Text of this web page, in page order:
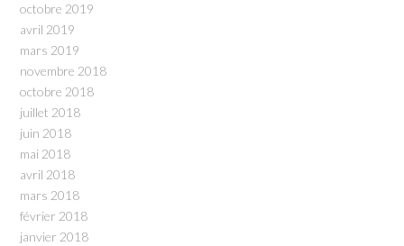
octobre 2019
avril 2019
mars 2019
novembre 2018
octobre 2018
juillet 2018
juin 2018
mai 2018
avril 2018
mars 2018
février 2018
janvier 2018